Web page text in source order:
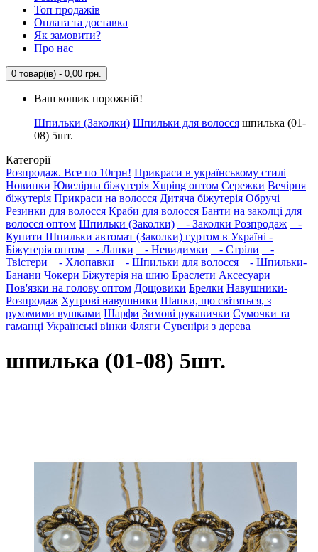
Топ продажів
Оплата та доставка
Як замовити?
Про нас
0 товар(ів) - 0,00 грн.
Ваш кошик порожній!
Шпильки (Заколки) Шпильки для волосся шпилька (01-
08) 5шт.
Категорії
Розпродаж. Все по 10грн! Прикраси в українському стилі
Новинки Ювелірна біжутерія Xuping оптом Сережки Вечірня
біжутерія Прикраси на волосся Дитяча біжутерія Обручі
Резинки для волосся Краби для волосся Банти на заколці для
волосся оптом Шпильки (Заколки) - Заколки Розпродаж
-
Купити Шпильки автомат (Заколки) гуртом в Україні -
Біжутерія оптом
- Лапки - Невидимки - Стріли
-
Твістери
- Хлопавки - Шпильки для волосся
- Шпильки-
Банани Чокери Біжутерія на шию Браслети Аксесуари
Пов'язки на голову оптом Дощовики Брелки Навушники-
Розпродаж Хутрові навушники Шапки, що світяться, з
рухомими вушками Шарфи Зимові рукавички Сумочки та
гаманці Українські вінки Фляги Сувеніри з дерева
шпилька (01-08) 5шт.